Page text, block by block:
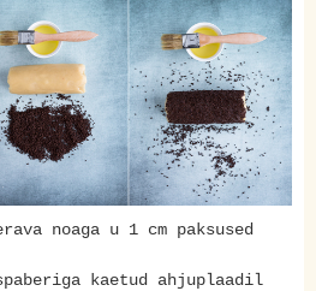
noaga u 1 cm paksused
kaetud ahjuplaadil